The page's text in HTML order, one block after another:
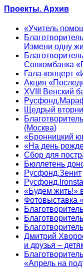
Проекты. Архив
«Учитель
Измени одну
Совкомбанка
Гала-концерт
Акция
XVIII Венский
Щедрый
(Москва)
«Бронницкий
«На день
Сбор для
Бюллетень
Русфонд.Зенит
«Будем жить!»
Фотовыставка
Дмитрий
и друзья –
«Апрель на